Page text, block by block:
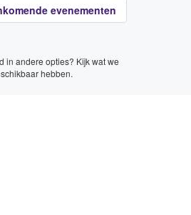
evenementen
in andere opties? Kijk wat we
hebben.